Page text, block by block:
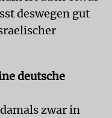
deswegen gut
deutsche
zwar in